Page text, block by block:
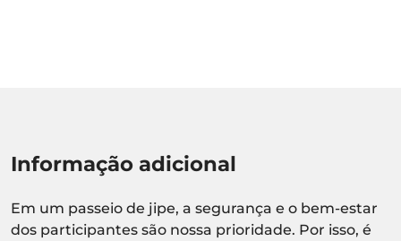
Informação adicional
Em um passeio de jipe, a segurança e o bem-estar
dos participantes são nossa prioridade. Por isso, é